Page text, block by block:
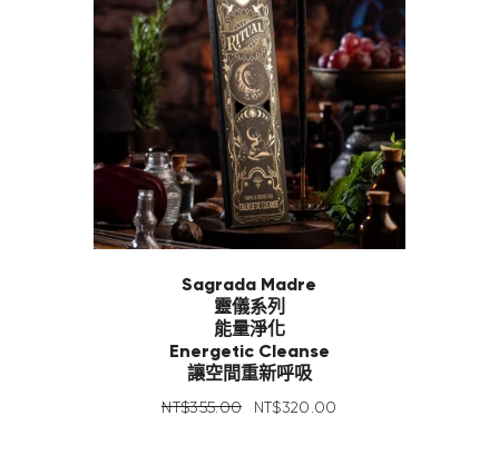
Sagrada Madre
靈儀系列
能量淨化
Energetic Cleanse
讓空間重新呼吸
NT$355.00 NT$320 00